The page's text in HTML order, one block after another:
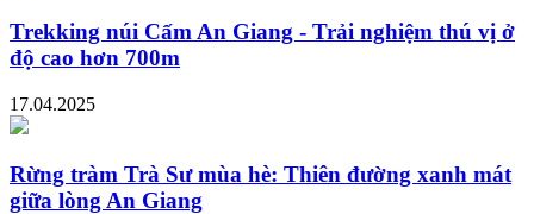
Trekking núi Cấm An Giang - Trải nghiệm thú vị ở
độ cao hơn 700m
17.04.2025
Rừng tràm Trà Sư mùa hè: Thiên đường xanh mát
giữa lòng An Giang